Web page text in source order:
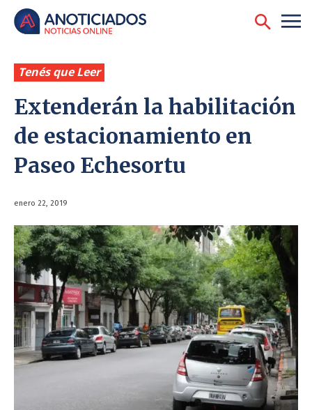
Tenés que Leer
Extenderán la habilitación
de estacionamiento en
Paseo Echesortu
enero 22, 2019